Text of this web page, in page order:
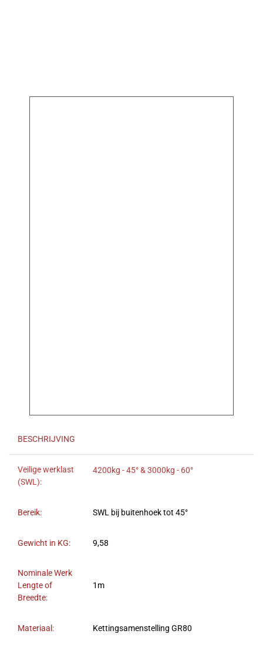
BESCHRIJVING
Veilige werklast
(SWL):
4200kg - 45° & 3000kg - 60°
Bereik: SWL bij buitenhoek tot 45°
Gewicht in KG: 9,58
Nominale Werk
Lengte of
Breedte:
1m
Materiaal: Kettingsamenstelling GR80